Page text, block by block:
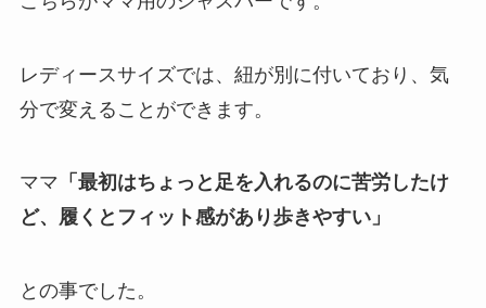
レディースサイズでは、紐が別に付いており、気
分で変えることができます。
ママ 「最初はちょっと足を入れるのに苦労したけ
ど、履くとフィット感があり歩きやすい」
との事でした。